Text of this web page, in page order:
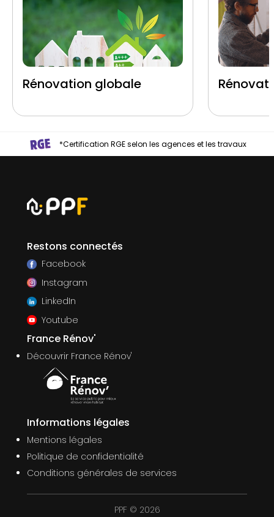
Rénovation globale
*Certification RGE selon les agences et les travaux
Restons connectés
Facebook
Instagram
LinkedIn
Youtube
France Rénov'
Découvrir France Rénov'
Informations légales
Mentions légales
Politique de confidentialité
Conditions générales de services
PPF © 2026